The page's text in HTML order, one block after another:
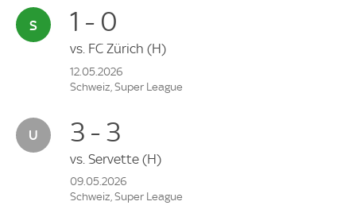
1 - 0
vs. FC Zürich (H)
12.05.2026
Schweiz, Super League
3 - 3
vs. Servette (H)
09.05.2026
Schweiz, Super League